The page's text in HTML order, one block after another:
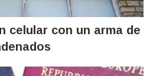
celular con un arma de